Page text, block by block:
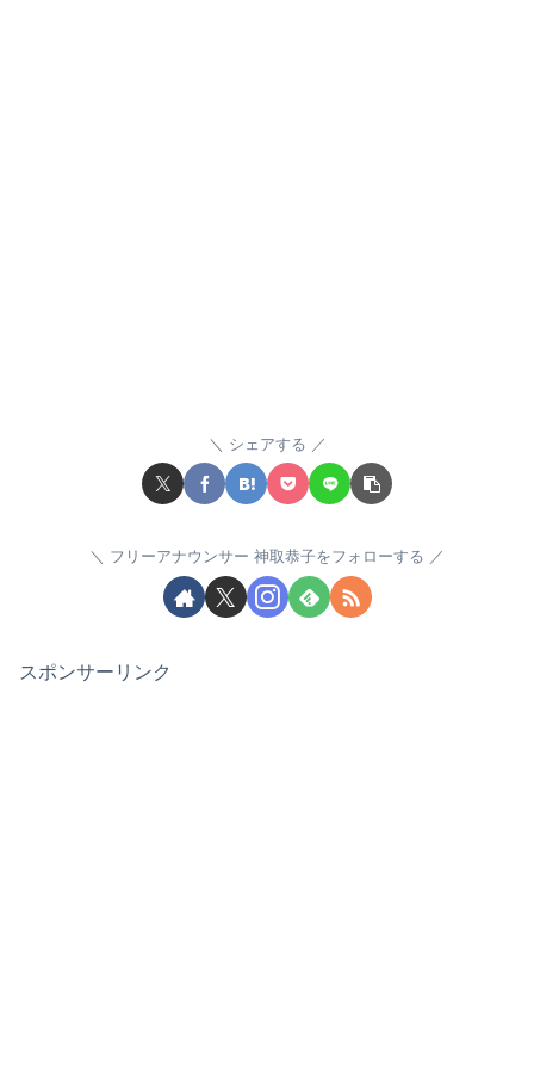
シェアする
フリーアナウンサー 神取恭子をフォローする
スポンサーリンク